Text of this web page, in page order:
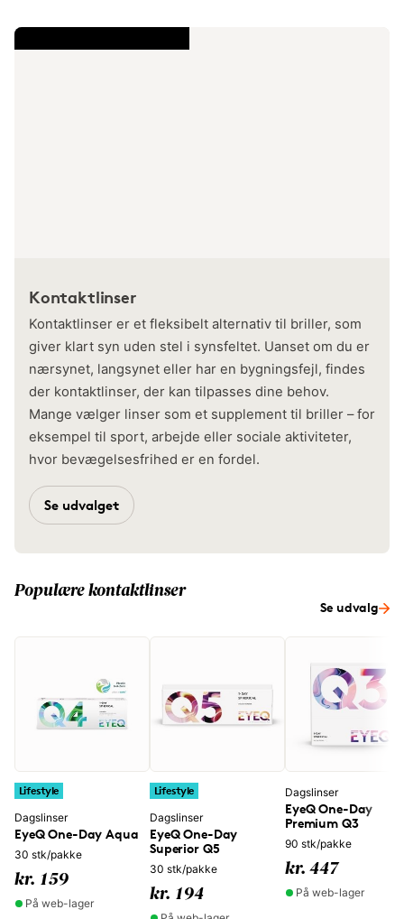
Kontaktlinser
Kontaktlinser er et fleksibelt alternativ til briller, som
giver klart syn uden stel i synsfeltet. Uanset om du er
nærsynet, langsynet eller har en bygningsfejl, findes
der kontaktlinser, der kan tilpasses dine behov.
Mange vælger linser som et supplement til briller – for
eksempel til sport, arbejde eller sociale aktiviteter,
hvor bevægelsesfrihed er en fordel.
Se udvalget
Populære kontaktlinser
Se udvalg
Lifestyle
Dagslinser
EyeQ One-Day Aqua
30 stk/pakke
kr. 159
På web-lager
Lifestyle
Dagslinser
EyeQ One-Day
Superior Q5
30 stk/pakke
kr. 194
Dagslinser
EyeQ One-Day
Premium Q3
90 stk/pakke
kr. 447
På web-lager